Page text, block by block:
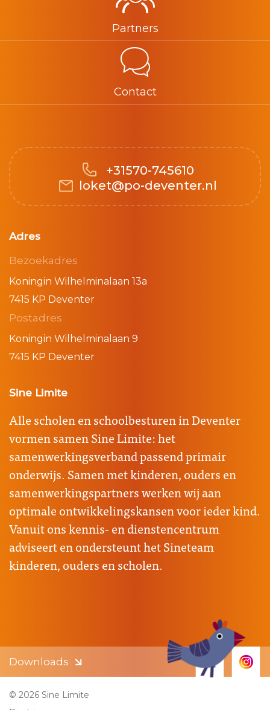
Partners
Contact
+31570-745610
loket@po-deventer.nl
Adres
Bezoekadres
Koningin Wilhelminalaan 13a
7415 KP Deventer
Postadres
Koningin Wilhelminalaan 9
7415 KP Deventer
Sine Limite
Alle scholen en schoolbesturen in Deventer
vormen samen Sine Limite: het
samenwerkingsverband passend primair
onderwijs. Samen met kinderen, ouders en
samenwerkingspartners werken wij aan
optimale ontwikkelingskansen voor ieder kind.
Vanuit ons kennis- en dienstencentrum
adviseert en ondersteunt het Sineteam
kinderen, ouders en scholen.
Downloads
© 2026 Sine Limite